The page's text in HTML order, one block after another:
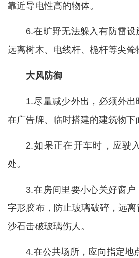
靠近导电性高的物体。
6.在旷野无法躲入有防雷
远离树木、电线杆、桅杆等尖耸
大风防御
1.尽量减少外出，必须外
在广告牌、临时搭建的建筑物下
2.如果正在开车时，应驶
处。
3.在房间里要小心关好窗
字形胶布，防止玻璃破碎，远
沙石击破玻璃伤人。
4.在公共场所，应向指定地